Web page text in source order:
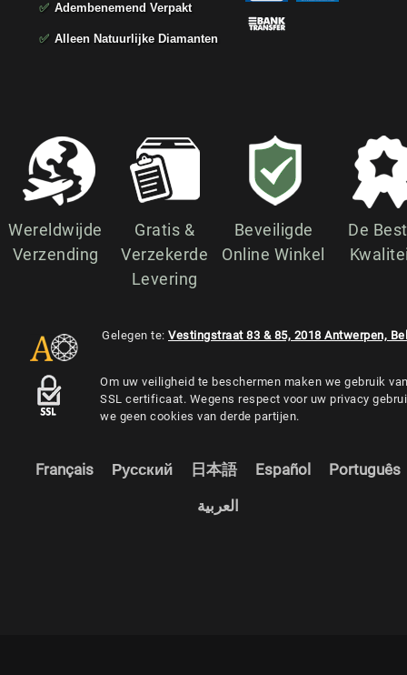
✅ Adembenemend Verpakt
✅ Alleen Natuurlijke Diamanten
Wereldwijde
Verzending
Gratis &
Verzekerde
Levering
Beveiligde
Online Winkel
De
Gelegen te: Vestingstraat 83 & 85, 2018 Antwerpen,
Om uw veiligheid te beschermen maken we gebruik
SSL certificaat. Wegens respect voor uw privacy
we geen cookies van derde partijen.
Français Русский 日本語 Español Português
العربية